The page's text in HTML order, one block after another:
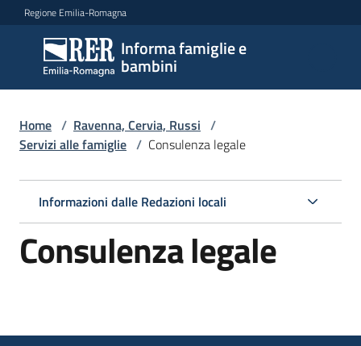
Vai al contenuto
Vai alla navigazione
Vai al footer
Regione Emilia-Romagna
Informa famiglie e
bambini
Informa
famiglie
e
bambini
Argomenti
Servizi
Menu selezionato
le
Home / Ravenna, Cervia, Russi /
Servizi alle famiglie / Consulenza legale
Informazioni dalle Redazioni locali
Consulenza legale